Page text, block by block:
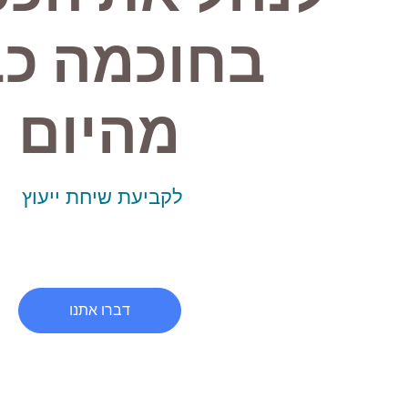
בחוכמה
מהיום
לקביעת שיחת ייעוץ
דברו אתנו